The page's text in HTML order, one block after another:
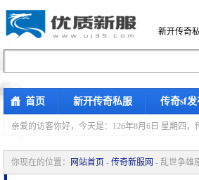
新开传奇
首页 新开传奇私服 传奇sf发
亲爱的访客你好， 今天是：126年8月6日 星期四
你现在的位置： 网站首页 - 传奇新服网 - 乱世争雄